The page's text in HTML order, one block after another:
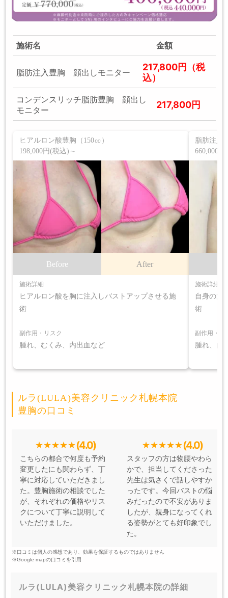
施術名 金額
脂肪注入豊胸 顔出しモニター
217,800円（税
込）
コンデンスリッチ脂肪豊胸 顔出し
モニター
217,800円
ヒアルロン酸豊胸（150㏄）
198,000円(税込)～
Before After
施術詳細
ヒアルロン酸を胸に注入しバストアップさせる施
術
副作用・リスク
腫れ、むくみ、内出血など
脂肪注入
660,000(
施術詳細
自身の太
術
副作用・リ
腫れ、内
ルラ(LULA)美容クリニック札幌本院
豊胸の口コミ
(4.0)
こちらの都合で何度も予約
変更したにも関わらず、丁
寧に対応していただきまし
た。豊胸施術の相談でした
が、それぞれの価格やリス
クについて丁寧に説明して
いただけました。
(4.0)
スタッフの方は物腰やわら
かで、担当してくださった
先生は気さくで話しやすか
ったです。今回バストの悩
みだったので不安がありま
したが、親身になってくれ
る姿勢がとても好印象でし
た。
※口コミは個人の感想であり、効果を保証するものではありません
※Google mapの口コミを引用
ルラ(LULA)美容クリニック札幌本院の詳細